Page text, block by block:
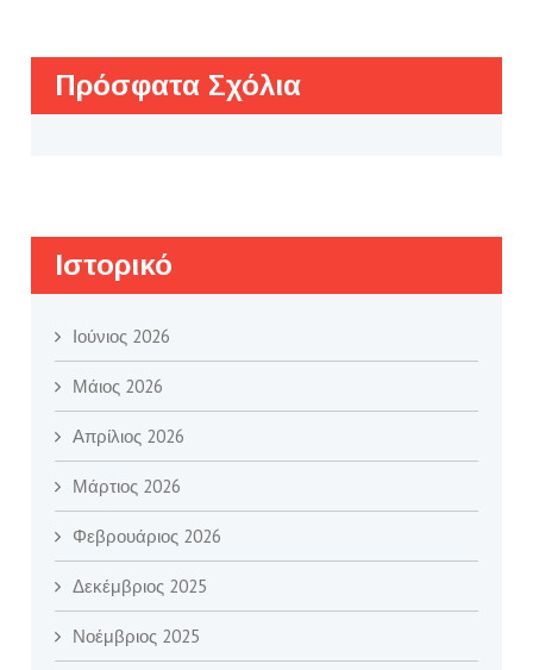
Πρόσφατα Σχόλια
Ιστορικό
Ιούνιος 2026
Μάιος 2026
Απρίλιος 2026
Μάρτιος 2026
Φεβρουάριος 2026
Δεκέμβριος 2025
Νοέμβριος 2025